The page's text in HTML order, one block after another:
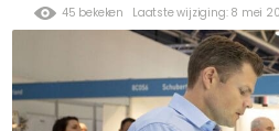
45 bekeken Laatste wijziging: 8 mei